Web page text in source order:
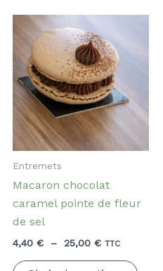
sur
Entremets
Macaron chocolat
caramel pointe de fleur
de sel
4,40 € – 25,00 €Plage
prix :
TTC